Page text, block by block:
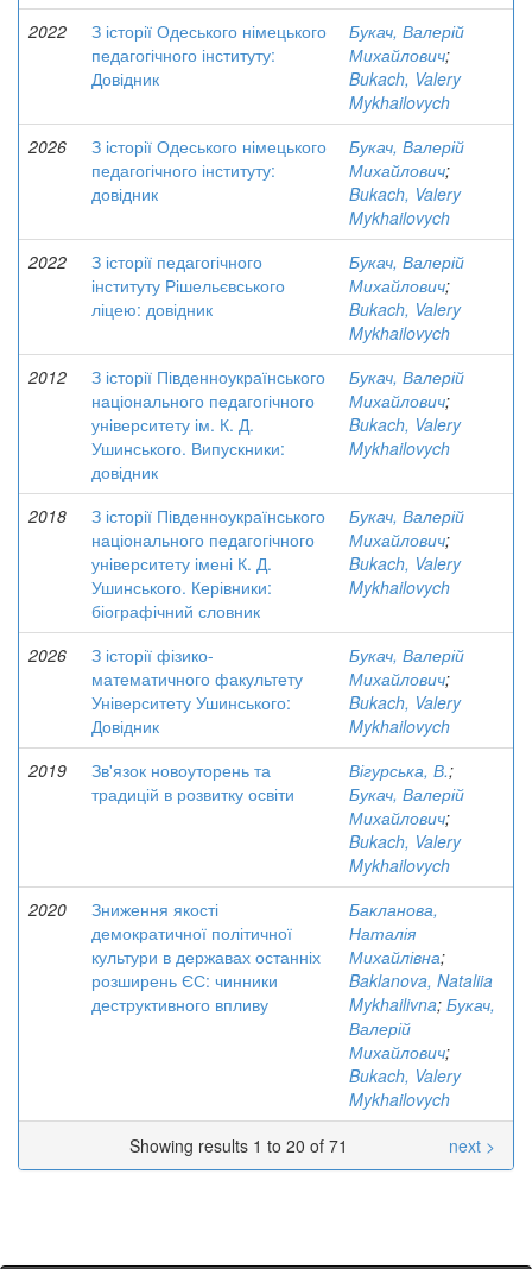
2022
З історії Одеського німецького
педагогічного інституту:
Довідник
Букач, Валерій
Михайлович;
Bukach, Valery
Mykhailovych
2026
З історії Одеського німецького
педагогічного інституту:
довідник
Букач, Валерій
Михайлович;
Bukach, Valery
Mykhailovych
2022
З історії педагогічного
інституту Рішельєвського
ліцею: довідник
Букач, Валерій
Михайлович;
Bukach, Valery
Mykhailovych
2012
З історії Південноукраїнського
національного педагогічного
університету ім. К. Д.
Ушинського. Випускники:
довідник
Букач, Валерій
Михайлович;
Bukach, Valery
Mykhailovych
2018
З історії Південноукраїнського
національного педагогічного
університету імені К. Д.
Ушинського. Керівники:
біографічний словник
Букач, Валерій
Михайлович;
Bukach, Valery
Mykhailovych
2026
З історії фізико-
математичного факультету
Університету Ушинського:
Довідник
Букач, Валерій
Михайлович;
Bukach, Valery
Mykhailovych
2019
Зв'язок новоуторень та
традицій в розвитку освіти
Вігурська, В.;
Букач, Валерій
Михайлович;
Bukach, Valery
Mykhailovych
2020
Зниження якості
демократичної політичної
культури в державах останніх
розширень ЄС: чинники
деструктивного впливу
Бакланова,
Наталія
Михайлівна;
Baklanova, Nataliia
Mykhailivna; Букач,
Валерій
Михайлович;
Bukach, Valery
Mykhailovych
Showing results 1 to 20 of 71
next >